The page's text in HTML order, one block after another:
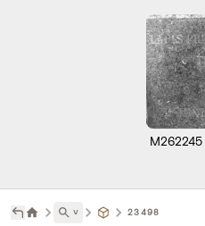
M262245
˅ 23498